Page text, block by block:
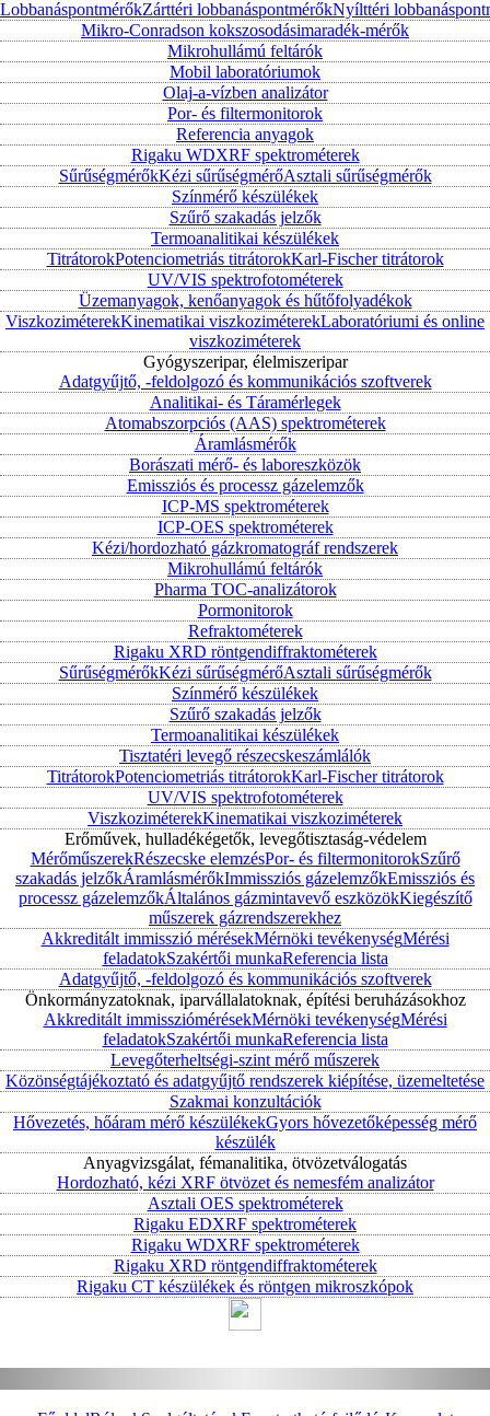
LobbanáspontmérőkZárttéri lobbanáspontmérőkNyílttéri
Mikro-Conradson kokszosodásimaradék-mérők
Mikrohullámú feltárók
Mobil laboratóriumok
Olaj-a-vízben analizátor
Por- és filtermonitorok
Referencia anyagok
Rigaku WDXRF spektrométerek
SűrűségmérőkKézi sűrűségmérőAsztali sűrűségmérők
Színmérő készülékek
Szűrő szakadás jelzők
Termoanalitikai készülékek
TitrátorokPotenciometriás titrátorokKarl-Fischer titrátorok
UV/VIS spektrofotométerek
Üzemanyagok, kenőanyagok és hűtőfolyadékok
ViszkoziméterekKinematikai viszkoziméterekLaboratóriumi és online
viszkoziméterek
Gyógyszeripar, élelmiszeripar
Adatgyűjtő, -feldolgozó és kommunikációs szoftverek
Analitikai- és Táramérlegek
Atomabszorpciós (AAS) spektrométerek
Áramlásmérők
Borászati mérő- és laboreszközök
Emissziós és processz gázelemzők
ICP-MS spektrométerek
ICP-OES spektrométerek
Kézi/hordozható gázkromatográf rendszerek
Mikrohullámú feltárók
Pharma TOC-analizátorok
Pormonitorok
Refraktométerek
Rigaku XRD röntgendiffraktométerek
SűrűségmérőkKézi sűrűségmérőAsztali sűrűségmérők
Színmérő készülékek
Szűrő szakadás jelzők
Termoanalitikai készülékek
Tisztatéri levegő részecskeszámlálók
TitrátorokPotenciometriás titrátorokKarl-Fischer titrátorok
UV/VIS spektrofotométerek
ViszkoziméterekKinematikai viszkoziméterek
Erőművek, hulladékégetők, levegőtisztaság-védelem
MérőműszerekRészecske elemzésPor- és filtermonitorokSzűrő
szakadás jelzőkÁramlásmérőkImmissziós gázelemzőkEmissziós és
processz gázelemzőkÁltalános gázmintavevő eszközökKiegészítő
műszerek gázrendszerekhez
Akkreditált immisszió mérésekMérnöki tevékenységMérési
feladatokSzakértői munkaReferencia lista
Adatgyűjtő, -feldolgozó és kommunikációs szoftverek
Önkormányzatoknak, iparvállalatoknak, építési beruházásokhoz
Akkreditált immissziómérésekMérnöki tevékenységMérési
feladatokSzakértői munkaReferencia lista
Levegőterheltségi-szint mérő műszerek
Közönségtájékoztató és adatgyűjtő rendszerek kiépítése, üzemeltetése
Szakmai konzultációk
Hővezetés, hőáram mérő készülékekGyors hővezetőképesség mérő
készülék
Anyagvizsgálat, fémanalitika, ötvözetválogatás
Hordozható, kézi XRF ötvözet és nemesfém analizátor
Asztali OES spektrométerek
Rigaku EDXRF spektrométerek
Rigaku WDXRF spektrométerek
Rigaku XRD röntgendiffraktométerek
Rigaku CT készülékek és röntgen mikroszkópok